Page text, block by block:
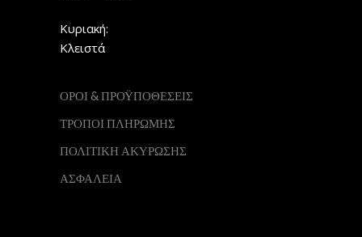
Κυριακή:
Κλειστά
ΟΡΟΙ & ΠΡΟΫΠΟΘΕΣΕΙΣ
ΤΡΟΠΟΙ ΠΛΗΡΩΜΗΣ
ΠΟΛΙΤΙΚΗ ΑΚΥΡΩΣΗΣ
ΑΣΦΑΛΕΙΑ